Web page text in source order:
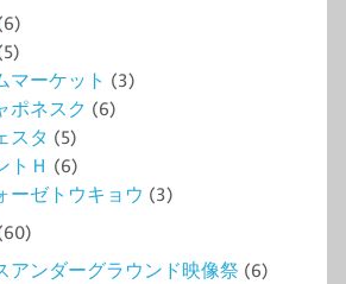
マーケット (3)
ポネスク (6)
スタ (5)
トＨ (6)
ーゼトウキョウ (3)
アンダーグラウンド映像祭 (6)